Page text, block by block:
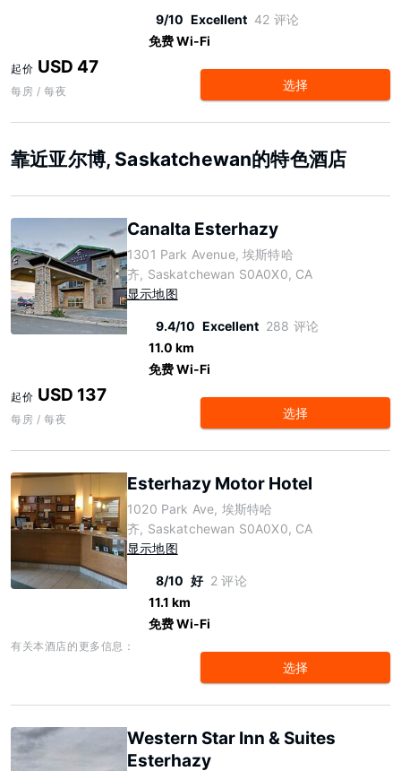
9/10 Excellent 42 评论
免费 Wi-Fi
起价 USD 47
每房 / 每夜 选择
靠近亚尔博, Saskatchewan的特色酒店
Canalta Esterhazy
1301 Park Avenue, 埃斯特哈
齐, Saskatchewan S0A0X0, CA
显示地图
9.4/10 Excellent 288 评论
11.0 km
免费 Wi-Fi
起价 USD 137
每房 / 每夜 选择
Esterhazy Motor Hotel
1020 Park Ave, 埃斯特哈
齐, Saskatchewan S0A0X0, CA
显示地图
8/10 好 2 评论
11.1 km
免费 Wi-Fi
有关本酒店的更多信息：
选择
Western Star Inn & Suites
Esterhazy